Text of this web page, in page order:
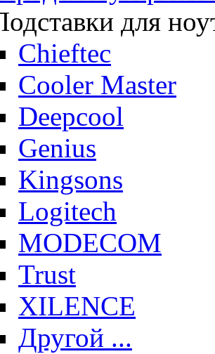
для
Chieftec
Cooler Master
Deepcool
Genius
Kingsons
Logitech
MODECOM
Trust
XILENCE
Другой ...